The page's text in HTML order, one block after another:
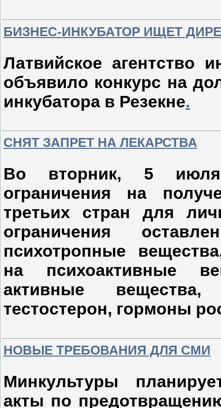
БИЗНЕС-ИНКУБАТОР ИЩЕТ
Латвийское агентство
объявило конкурс на
инкубатора в Резекне.
СНЯТ ЗАПРЕТ НА ЛЕКАРСТВА
Во вторник, 5 июля,
ограничения на
третьих стран для
ограничения
психотропные
на психоактивные
активные вещества,
тестостерон, гормоны
НОВЫЕ ТРЕБОВАНИЯ ДЛЯ СМИ
Минкультуры
акты по